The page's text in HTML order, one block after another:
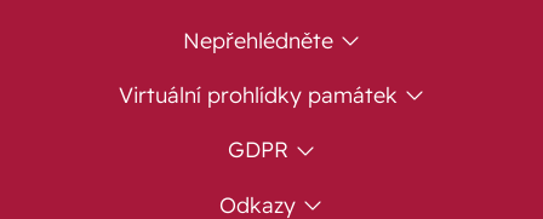
Nepřehlédněte
Virtuální prohlídky památek
GDPR
Odkazy